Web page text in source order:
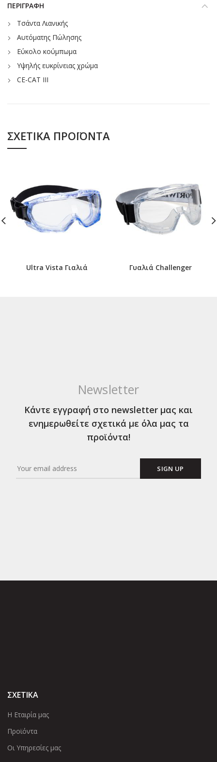
ΠΕΡΙΓΡΑΦΉ
Τσάντα Λιανικής
Αυτόματης Πώλησης
Εύκολο κούμπωμα
Υψηλής ευκρίνειας χρώμα
CE-CAT III
ΣΧΕΤΙΚΆ ΠΡΟΪΌΝΤΑ
Ultra Vista Γιαλιά Γυαλιά Challenger
Newsletter
Κάντε εγγραφή στο newsletter μας και
ενημερωθείτε σχετικά με όλα μας τα
προϊόντα!
ΣΧΕΤΙΚΑ
Η Εταιρία μας
Προϊόντα
Οι Υπηρεσίες μας